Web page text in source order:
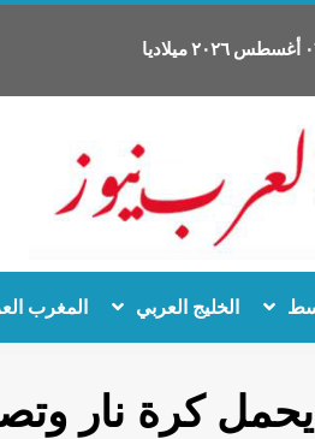
أغسطس ٢٠٢٦ميلاديا
الخليج العربي المغرب
كرة نار